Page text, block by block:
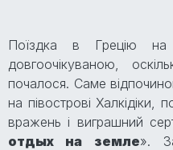
Поїздка в Грецію
довгоочікуваною,
почалося. Саме
на півострові
вражень і виграшний
отдых на земле».